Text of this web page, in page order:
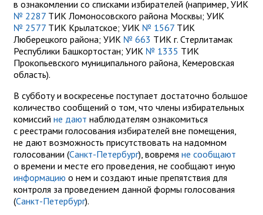
в ознакомлении со списками избирателей (например, УИК
№ 2287 ТИК Ломоносовского района Москвы; УИК
№ 2577 ТИК Крылатское; УИК № 1567 ТИК
Люберецкого района; УИК № 663 ТИК г. Стерлитамак
Республики Башкортостан; УИК № 1335 ТИК
Прокопьевского муниципального района, Кемеровская
область).
В субботу и воскресенье поступает достаточно большое
количество сообщений о том, что члены избирательных
комиссий не дают наблюдателям ознакомиться
с реестрами голосования избирателей вне помещения,
не дают возможность присутствовать на надомном
голосовании (Санкт-Петербург), вовремя не сообщают
о времени и месте его проведения, не сообщают иную
информацию о нем и создают иные препятствия для
контроля за проведением данной формы голосования
(Санкт-Петербург).